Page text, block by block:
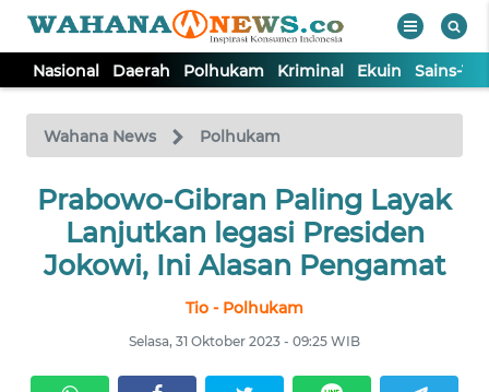
Nasional Daerah Polhukam Kriminal Ekuin Sains-
Wahana News Polhukam
Prabowo-Gibran Paling Layak
Lanjutkan legasi Presiden
Jokowi, Ini Alasan Pengamat
Tio - Polhukam
Selasa, 31 Oktober 2023 - 09:25 WIB
TV
Tutup
NASIONAL
DAERAH
KRIMINAL